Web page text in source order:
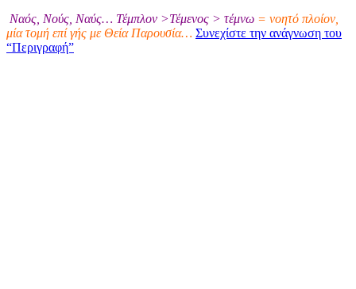
Ναός, Νούς, Ναύς… Τέμπλον >Τέμενος > τέμνω = νοητό πλοίον,
μία τομή επί γής με Θεία Παρουσία… Συνεχίστε την ανάγνωση του
“Περιγραφή”